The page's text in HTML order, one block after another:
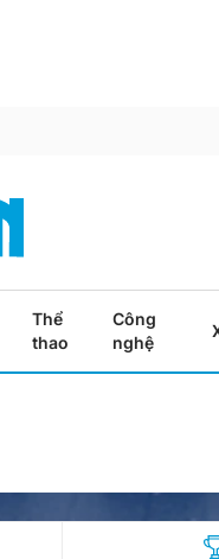
Thể
thao
Công
nghệ